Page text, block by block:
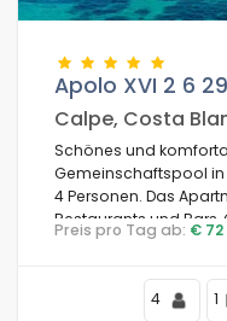
Apolo XVI 2 6
Calpe, Costa
Schönes und
Gemeinschaftspool in
4 Personen. Das
Restaurants und
und ist nur 25 Meter
Preis pro Tag ab: € 72
4 1